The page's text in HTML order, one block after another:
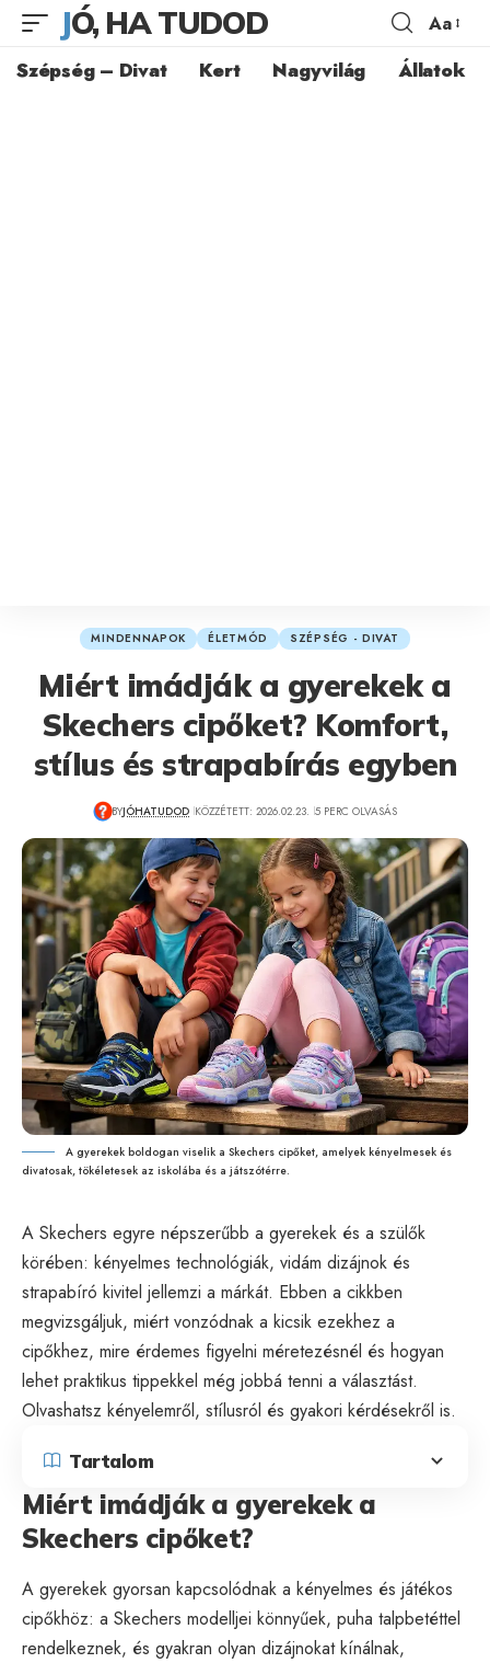
JÓ, HA TUDOD Aa
Szépség – Divat Kert Nagyvilág Állatok
MINDENNAPOK ÉLETMÓD SZÉPSÉG - DIVAT
Miért imádják a gyerekek a
Skechers cipőket? Komfort,
stílus és strapabírás egyben
BYJÓHATUDOD KÖZZÉTETT: 2026.02.23. 5 PERC OLVASÁS
A gyerekek boldogan viselik a Skechers cipőket, amelyek kényelmesek és
divatosak, tökéletesek az iskolába és a játszótérre.
A Skechers egyre népszerűbb a gyerekek és a szülők
körében: kényelmes technológiák, vidám dizájnok és
strapabíró kivitel jellemzi a márkát. Ebben a cikkben
megvizsgáljuk, miért vonzódnak a kicsik ezekhez a
cipőkhez, mire érdemes figyelni méretezésnél és hogyan
lehet praktikus tippekkel még jobbá tenni a választást.
Olvashatsz kényelemről, stílusról és gyakori kérdésekről is.
Tartalom
Miért imádják a gyerekek a
Skechers cipőket?
A gyerekek gyorsan kapcsolódnak a kényelmes és játékos
cipőkhöz: a Skechers modelljei könnyűek, puha talpbetéttel
rendelkeznek, és gyakran olyan dizájnokat kínálnak,